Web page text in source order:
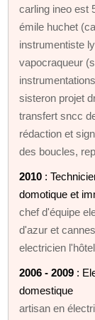
carling ineo est
émile huchet
instrumentiste
vapocraqueur
sisteron projet
transfert sncc
rédaction et
des boucles,
2010 :
domotique et
chef d'équipe
d'azur et
electricien
2006 - 2009 :
domestique
artisan en